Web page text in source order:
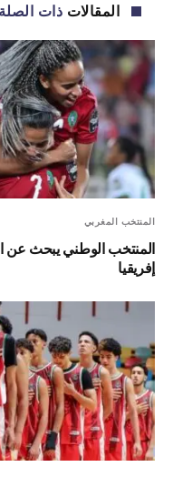
المقالات ذات الصلة
المنتخب المغربي
المنتخب الوطني يبحث عن
إفريقيا